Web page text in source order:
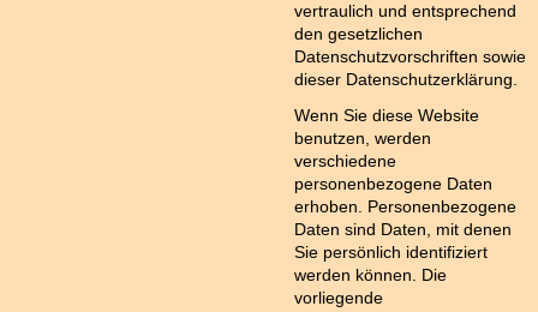
vertraulich und entsprechend
den gesetzlichen
Datenschutzvorschriften sowie
dieser Datenschutzerklärung.
Wenn Sie diese Website
benutzen, werden
verschiedene
personenbezogene Daten
erhoben. Personenbezogene
Daten sind Daten, mit denen
Sie persönlich identifiziert
werden können. Die
vorliegende